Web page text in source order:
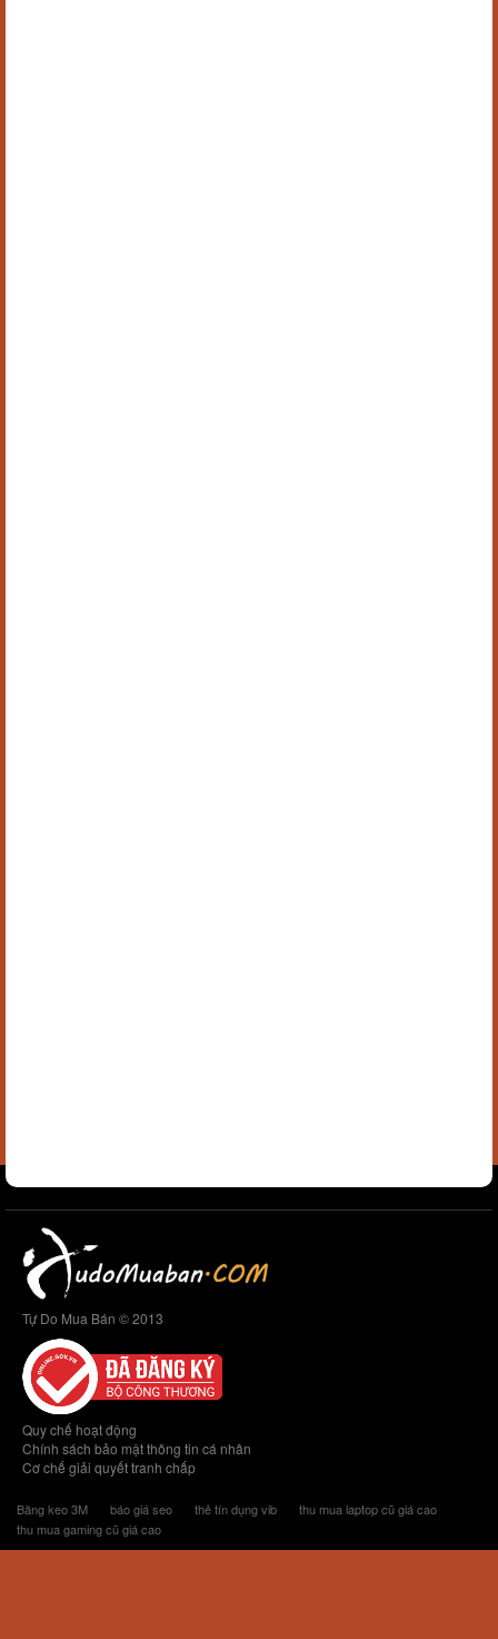
Tự Do Mua Bán © 2013
Quy chế hoạt động
Chính sách bảo mật thông tin cá nhân
Cơ chế giải quyết tranh chấp
Băng keo 3M báo giá seo thẻ tín dụng vib
thu mua laptop cũ giá cao
thu mua gaming cũ giá cao